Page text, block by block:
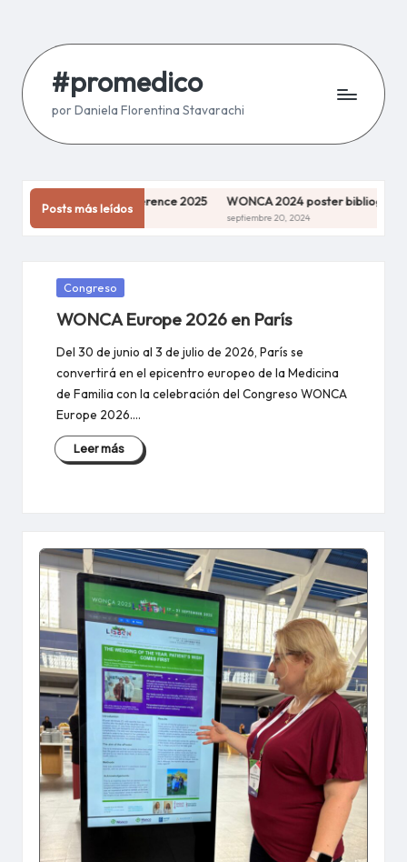
contenido#promedico
por Daniela Florentina Stavarachi
Posts más leídos
World Conference 2025 WONCA 2024 poster bibliography
septiembre 20, 2024
Publicada
Congreso
WONCA Europe 2026 en París
Del 30 de junio al 3 de julio de 2026, París se
convertirá en el epicentro europeo de la Medicina
de Familia con la celebración del Congreso WONCA
Europe 2026.…
Leer más